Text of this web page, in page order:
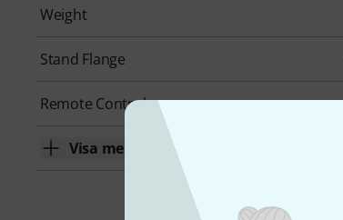
Weight
Stand Flange
Remote Control
Visa mer